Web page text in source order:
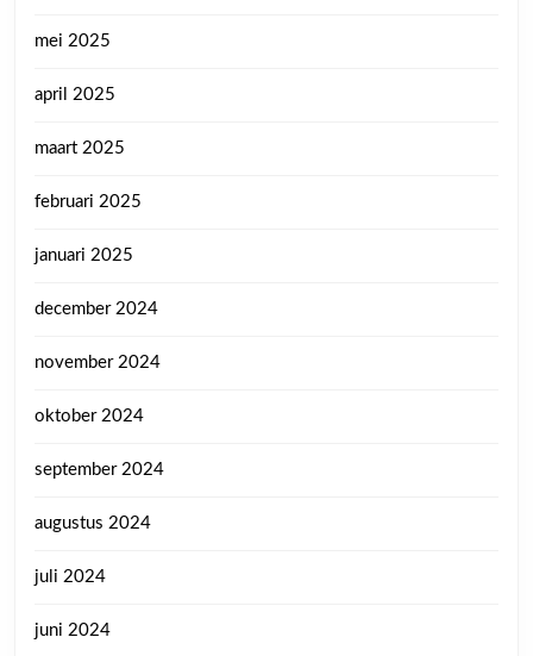
mei 2025
april 2025
maart 2025
februari 2025
januari 2025
december 2024
november 2024
oktober 2024
september 2024
augustus 2024
juli 2024
juni 2024